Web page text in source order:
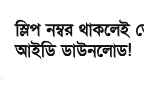
স্লিপ নম্বর
আইডি ডাউনলোড!